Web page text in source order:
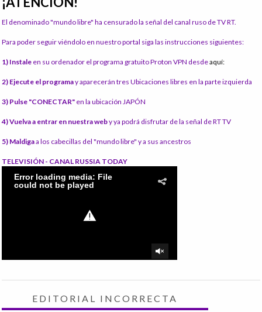
El denominado "mundo libre" ha censurado la señal del canal ruso de TV RT.
Para poder seguir viéndolo en nuestro portal siga las instrucciones siguientes:
1) Instale en su ordenador el programa gratuito Proton VPN desdeaquí:
2) Ejecute el programay aparecerán tres Ubicaciones libres en la parte izquierda
3) Pulse "CONECTAR" en la ubicación JAPÓN
4) Vuelva a entrar en nuestra weby ya podrá disfrutar de la señal de RT TV
5) Maldigaa los cabecillas del "mundo libre" y a sus ancestros
TELEVISIÓN - CANAL RUSSIA TODAY
EDITORIAL INCORRECTA